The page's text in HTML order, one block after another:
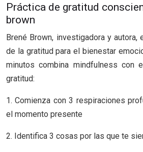
Práctica de gratitud
brown
Brené Brown, investigadora y autora,
de la gratitud para el bienestar
minutos combina mindfulness con
gratitud:
1. Comienza con 3 respiraciones
el momento presente
2. Identifica 3 cosas por las que te